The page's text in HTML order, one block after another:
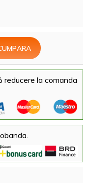
reducere la comanda